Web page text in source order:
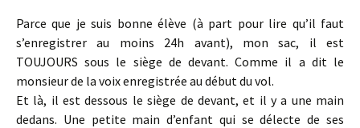
Parce que je suis bonne élève (à part pour lire qu’il faut
s’enregistrer au moins 24h avant), mon sac, il est
TOUJOURS sous le siège de devant. Comme il a dit le
monsieur de la voix enregistrée au début du vol.
Et là, il est dessous le siège de devant, et il y a une main
dedans. Une petite main d’enfant qui se délecte de ses